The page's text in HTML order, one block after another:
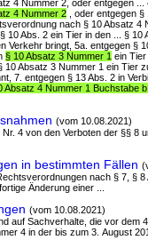
4 Nummer 2, oder entgegen
4 Nummer 2 , oder entgegen
nach § 10 Absatz 4
10 Abs. 2 ein Tier in den ... §
Verkehr bringt, 5a. entgegen §
§ 10 Absatz 3 Nummer 1 ein
10 Absatz 3 Nummer 1 ein Tier
7. entgegen § 13 Abs. 2 in
Absatz 4 Nummer 1 Buchstabe
(vom 10.08.2021)
4 von den Verboten der §§ 8
in bestimmten Fällen
nach § 7, §
Änderung einer ...
(vom 10.08.2021)
auf Sachverhalte, die vor dem
4 in der bis zum 3. August